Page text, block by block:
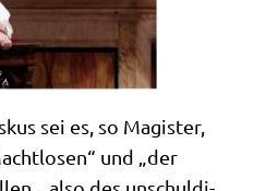
sei es, so Magi­ster,
und „der